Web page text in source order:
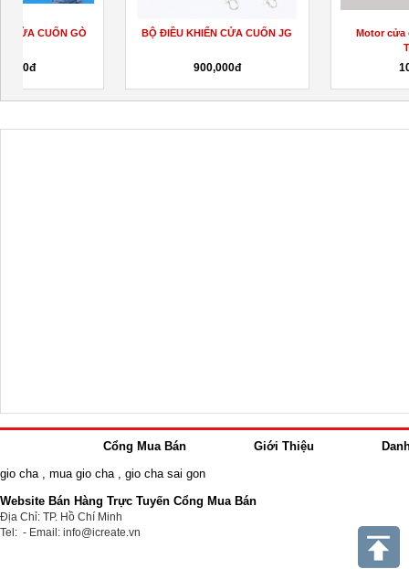
BỘ ĐIỀU KHIỂN CỬA CUỐN JG
Motor cửa cổng tự động tại
Cổng Mua Bán Giới Thiệu
gio cha, mua gio cha, gio cha sai gon
Website Bán Hàng Trực Tuyến Cổng Mua Bán
Địa Chỉ: TP. Hồ Chí Minh
Tel: - Email: info@icreate.vn